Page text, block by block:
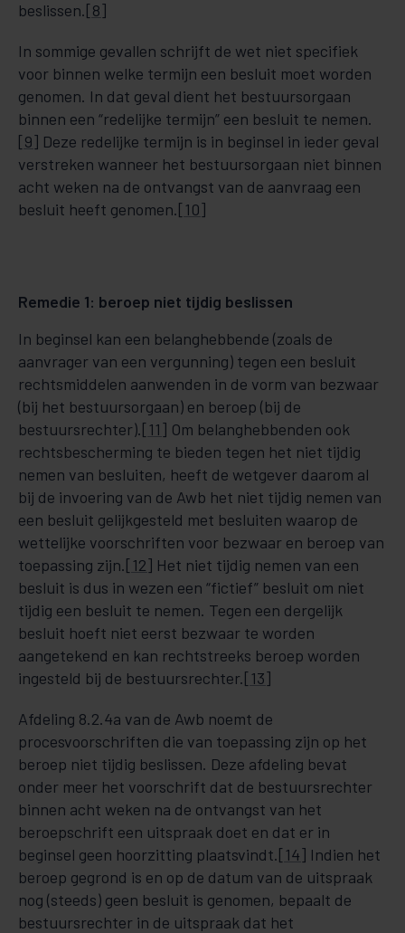
beslissen.[8]
In sommige gevallen schrijft de wet niet specifiek
voor binnen welke termijn een besluit moet worden
genomen. In dat geval dient het bestuursorgaan
binnen een “redelijke termijn” een besluit te nemen.
[9] Deze redelijke termijn is in beginsel in ieder geval
verstreken wanneer het bestuursorgaan niet binnen
acht weken na de ontvangst van de aanvraag een
besluit heeft genomen.[10]
Remedie 1: beroep niet tijdig beslissen
In beginsel kan een belanghebbende (zoals de
aanvrager van een vergunning) tegen een besluit
rechtsmiddelen aanwenden in de vorm van bezwaar
(bij het bestuursorgaan) en beroep (bij de
bestuursrechter).[11] Om belanghebbenden ook
rechtsbescherming te bieden tegen het niet tijdig
nemen van besluiten, heeft de wetgever daarom al
bij de invoering van de Awb het niet tijdig nemen van
een besluit gelijkgesteld met besluiten waarop de
wettelijke voorschriften voor bezwaar en beroep van
toepassing zijn.[12] Het niet tijdig nemen van een
besluit is dus in wezen een “fictief” besluit om niet
tijdig een besluit te nemen. Tegen een dergelijk
besluit hoeft niet eerst bezwaar te worden
aangetekend en kan rechtstreeks beroep worden
ingesteld bij de bestuursrechter.[13]
Afdeling 8.2.4a van de Awb noemt de
procesvoorschriften die van toepassing zijn op het
beroep niet tijdig beslissen. Deze afdeling bevat
onder meer het voorschrift dat de bestuursrechter
binnen acht weken na de ontvangst van het
beroepschrift een uitspraak doet en dat er in
beginsel geen hoorzitting plaatsvindt.[14] Indien het
beroep gegrond is en op de datum van de uitspraak
nog (steeds) geen besluit is genomen, bepaalt de
bestuursrechter in de uitspraak dat het